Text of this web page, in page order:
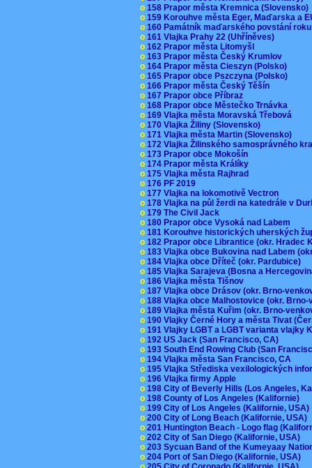
o 158 Prapor města Kremnica (Slovensko)
o 159 Korouhve města Eger, Maďarska a
o 160 Památník maďarského povstání
o 161 Vlajka Prahy 22 (Uhříněves)
o 162 Prapor města Litomyšl
o 163 Prapor města Český Krumlov
o 164 Prapor města Cieszyn (Polsko)
o 165 Prapor obce Pszczyna (Polsko)
o 166 Prapor města Český Těšín
o 167 Prapor obce Příbraz
o 168 Prapor obce Městečko Trnávka
o 169 Vlajka města Moravská Třebová
o 170 Vlajka Žiliny (Slovensko)
o 171 Vlajka města Martin (Slovensko)
o 172 Vlajka Žilinského samosprávného
o 173 Prapor obce Mokošín
o 174 Prapor města Králíky
o 175 Vlajka města Rajhrad
o 176 PF 2019
o 177 Vlajka na lokomotivě Vectron
o 178 Vlajka na půl žerdi na katedrále v
o 179 The Civil Jack
o 180 Prapor obce Vysoká nad Labem
o 181 Korouhve historických uherských
o 182 Prapor obce Librantice (okr. Hradec
o 183 Vlajka obce Bukovina nad Labem
o 184 Vlajka obce Dříteč (okr. Pardubice)
o 185 Vlajka Sarajeva (Bosna a
o 186 Vlajka města Tišnov
o 187 Vlajka obce Drásov (okr. Brno-
o 188 Vlajka obce Malhostovice (okr.
o 189 Vlajka města Kuřim (okr. Brno-
o 190 Vlajky Černé Hory a města Tivat
o 191 Vlajky LGBT a LGBT varianta vlajky
o 192 US Jack (San Francisco, CA)
o 193 South End Rowing Club (San
o 194 Vlajka města San Francisco, CA
o 195 Vlajka Střediska vexilologických
o 196 Vlajka firmy Apple
o 198 City of Beverly Hills (Los Angeles,
o 198 County of Los Angeles (Kalifornie)
o 199 City of Los Angeles (Kalifornie,
o 200 City of Long Beach (Kalifornie, USA)
o 201 Huntington Beach - Logo flag
o 202 City of San Diego (Kalifornie, USA)
o 203 Sycuan Band of the Kumeyaay
o 204 Port of San Diego (Kalifornie, USA)